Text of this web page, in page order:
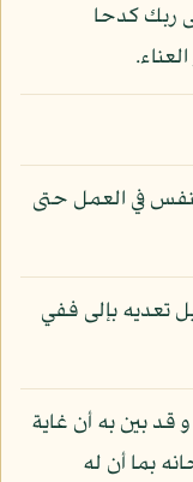
ربك كدحا
في العمل حتى
تعديه بإلى ففي
بين به أن غاية
بما أن له